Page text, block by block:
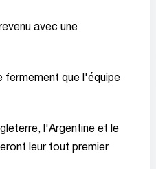
avec une
fermement que l'équipe
l'Argentine et le
leur tout premier